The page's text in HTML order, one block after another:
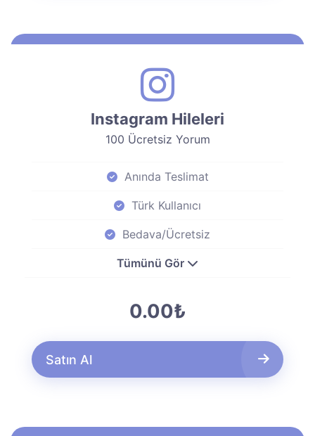
Instagram Hileleri
100 Ücretsiz Yorum
Anında Teslimat
Türk Kullanıcı
Bedava/Ücretsiz
Tümünü Gör
0.00₺
Satın Al